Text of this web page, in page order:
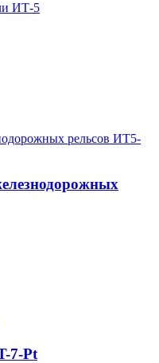
ИТ-5
7-Pt